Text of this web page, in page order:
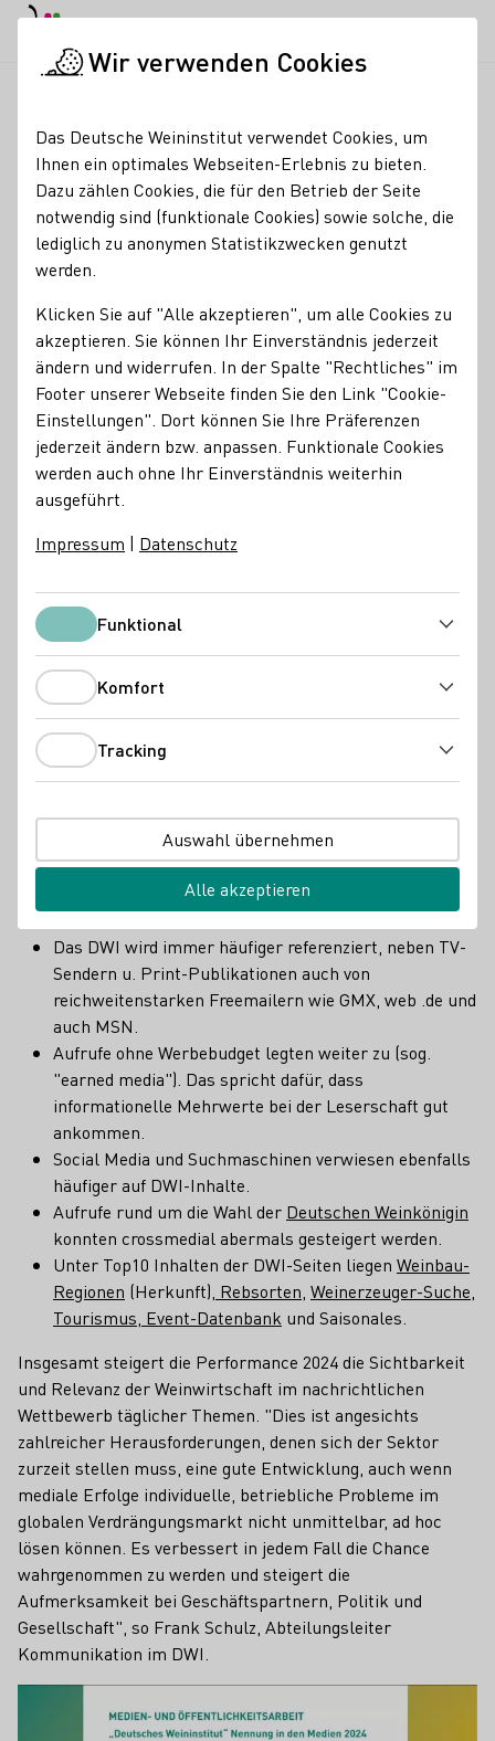
DWI steigert Reichweite
erneut erheblich
02.01.25
Kommunikationsorganisation des Weinsektors, konnte die
Medienreichweite im Jahresvergleich um 65% auf 6,1
Milliarden Kontaktpunkte steigern.
DWI Aktuell
Datenquellen/sources: PMG TrendAnalyse, AG.MA, IVW-Online,
Folgende Ursachen zahlten auf das Gesamtergebnis von
13.100 Print- und Online-Publikationen in 2024 ein:
Das DWI wird immer häufiger referenziert, neben TV-
Sendern u. Print-Publikationen auch von
reichweitenstarken Freemailern wie GMX, web .de und
auch MSN.
Aufrufe ohne Werbebudget legten weiter zu (sog.
"earned media"). Das spricht dafür, dass
informationelle Mehrwerte bei der Leserschaft gut
ankommen.
Social Media und Suchmaschinen verwiesen ebenfalls
häufiger auf DWI-Inhalte.
Aufrufe rund um die Wahl der Deutschen Weinkönigin
konnten crossmedial abermals gesteigert werden.
Unter Top10 Inhalten der DWI-Seiten liegen Weinbau-
Regionen (Herkunft), Rebsorten Weinerzeuger-Suche
Tourismus, Event-Datenbank und Saisonales.
Insgesamt steigert die Performance 2024 die Sichtbarkeit
und Relevanz der Weinwirtschaft im nachrichtlichen
Wettbewerb täglicher Themen. "Dies ist angesichts
zahlreicher Herausforderungen, denen sich der Sektor
zurzeit stellen muss, eine gute Entwicklung, auch wenn
mediale Erfolge individuelle, betriebliche Probleme im
globalen Verdrängungsmarkt nicht unmittelbar, ad hoc
lösen können. Es verbessert in jedem Fall die Chance
wahrgenommen zu werden und steigert die
Aufmerksamkeit bei Geschäftspartnern, Politik und
Gesellschaft", so Frank Schulz, Abteilungsleiter
Kommunikation im DWI.
Wir verwenden Cookies
Das Deutsche Weininstitut verwendet Cookies, um
Ihnen ein optimales Webseiten-Erlebnis zu bieten.
Dazu zählen Cookies, die für den Betrieb der Seite
notwendig sind (funktionale Cookies) sowie solche, die
lediglich zu anonymen Statistikzwecken genutzt
werden.
Klicken Sie auf "Alle akzeptieren", um alle Cookies zu
akzeptieren. Sie können Ihr Einverständnis jederzeit
ändern und widerrufen. In der Spalte "Rechtliches" im
Footer unserer Webseite finden Sie den Link "Cookie-
Einstellungen". Dort können Sie Ihre Präferenzen
jederzeit ändern bzw. anpassen. Funktionale Cookies
werden auch ohne Ihr Einverständnis weiterhin
ausgeführt.
Impressum | Datenschutz
FunktionalFunktional
Komfort
Tracking
Auswahl übernehmen
Alle akzeptieren